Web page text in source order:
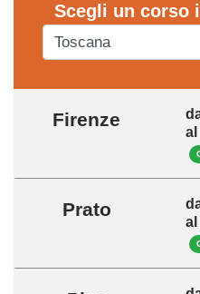
Scegli un corso
Firenze
al
Prato
al